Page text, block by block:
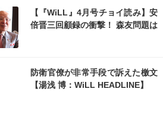
【『WiLL』4月号チョイ読み】安
倍晋三回顧録の衝撃！ 森友問題は
記事を読む
防衛官僚が非常手段で訴えた檄文
【湯浅 博：WiLL HEADLINE】
記事を読む